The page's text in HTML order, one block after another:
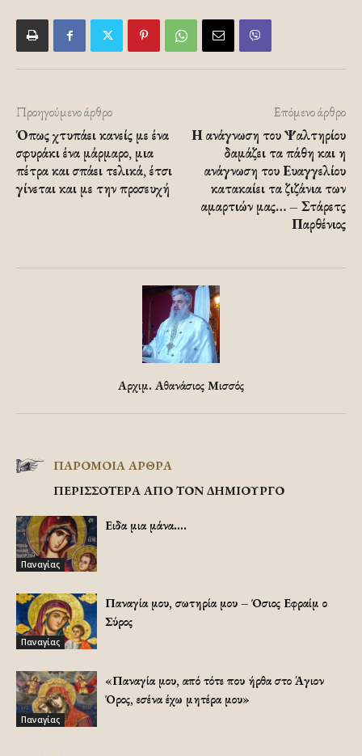
Προηγούμενο άρθρο
Όπως χτυπάει κανείς με ένα
σφυράκι ένα μάρμαρο, μια
πέτρα και σπάει τελικά, έτσι
γίνεται και με την προσευχή
Επόμενο άρθρο
Η ανάγνωση του Ψαλτηρίου
δαμάζει τα πάθη και η
ανάγνωση του Ευαγγελίου
κατακαίει τα ζιζάνια των
αμαρτιών μας… – Στάρετς
Παρθένιος
Αρχιμ. Αθανάσιος Μισσός
ΠΑΡΟΜΟΙΑ ΑΡΘΡΑ
ΠΕΡΙΣΣΟΤΕΡΑ ΑΠΟ ΤΟΝ ΔΗΜΙΟΥΡΓΟ
Παναγίας
Ειδα μια μάνα….
Παναγίας
Παναγία μου, σωτηρία μου – Όσιος Εφραίμ ο
Σύρος
Παναγίας
«Παναγία μου, από τότε που ήρθα στο Άγιον
Όρος, εσένα έχω μητέρα μου»